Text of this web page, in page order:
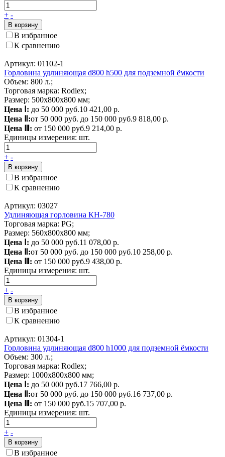
+ -
В корзину
В избранное
К сравнению
Артикул: 01102-1
Горловина удлиняющая d800 h500 для подземной ёмкости
Объем: 800 л.;
Торговая марка: Rodlex;
Размер: 500х800х800 мм;
Цена Ⅰ: до 50 000 руб.10 421,00 р.
Цена Ⅱ:от 50 000 руб. до 150 000 руб.9 818,00 р.
Цена Ⅲ: от 150 000 руб.9 214,00 р.
Единицы измерения: шт.
+ -
В корзину
В избранное
К сравнению
Артикул: 03027
Удлиняющая горловина КН-780
Торговая марка: PG;
Размер: 560х800х800 мм;
Цена Ⅰ: до 50 000 руб.11 078,00 р.
Цена Ⅱ:от 50 000 руб. до 150 000 руб.10 258,00 р.
Цена Ⅲ: от 150 000 руб.9 438,00 р.
Единицы измерения: шт.
+ -
В корзину
В избранное
К сравнению
Артикул: 01304-1
Горловина удлиняющая d800 h1000 для подземной ёмкости
Объем: 300 л.;
Торговая марка: Rodlex;
Размер: 1000х800х800 мм;
Цена Ⅰ: до 50 000 руб.17 766,00 р.
Цена Ⅱ:от 50 000 руб. до 150 000 руб.16 737,00 р.
Цена Ⅲ: от 150 000 руб.15 707,00 р.
Единицы измерения: шт.
+ -
В корзину
В избранное